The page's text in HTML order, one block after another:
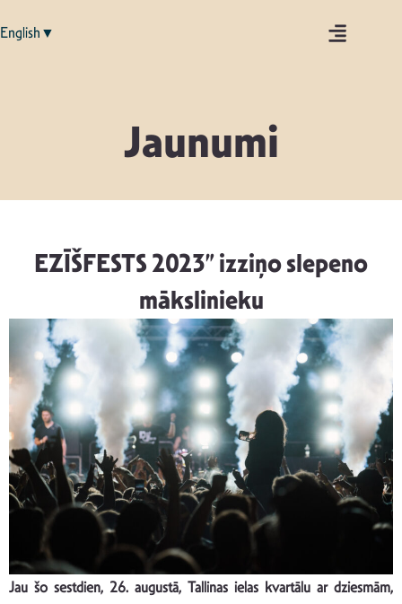
English▼
Jaunumi
EZĪŠFESTS 2023” izziņo slepeno
mākslinieku
Jau šo sestdien, 26. augustā, Tallinas ielas kvartālu ar dziesmām,